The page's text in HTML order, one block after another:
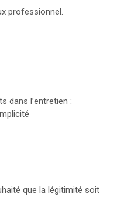
professionnel.
dans l’entretien :
que la légitimité soit